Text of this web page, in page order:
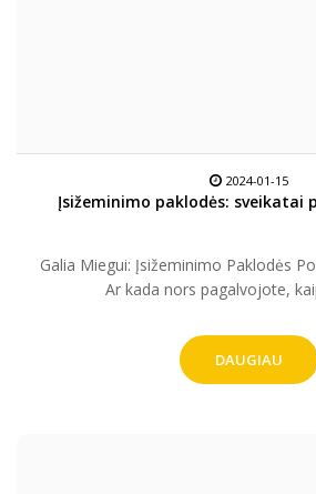
2024-01-15
Įsižeminimo paklodės: sveikatai
Galia Miegui: Įsižeminimo Paklodės
Ar kada nors pagalvojote,
DAUGIAU